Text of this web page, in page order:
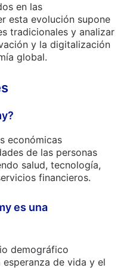
en las
esta evolución supone
tradicionales y analizar
y la digitalización
global.
económicas
de las personas
salud, tecnología,
financieros.
es una
demográfico
de vida y el